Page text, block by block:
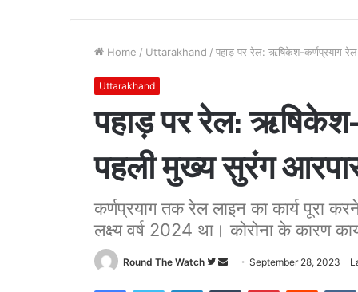
Home / Uttarakhand / पहाड़ पर रेल: ऋषिकेश-कर्णप्रयाग
Uttarakhand
पहाड़ पर रेल:
पहली मुख्य सुरंग
कर्णप्रयाग तक रेल लाइन का कार्य पूरा
लक्ष्य वर्ष 2024 था। कोरोना के कारण
Round The Watch
Follow
SendSeptember 28, 2023